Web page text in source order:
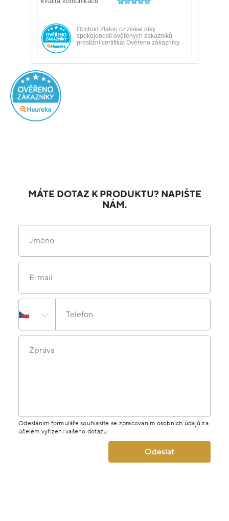
MÁTE DOTAZ K PRODUKTU? NAPIŠTE
NÁM.
Jméno
E-mail
Telefon
Zpráva
Odesláním formuláře souhlasíte se zpracováním osobních údajů za
účelem vyřízení vašeho dotazu.
Odeslat